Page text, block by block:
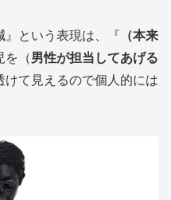
という表現は、『 （本来
を（男性が担当してあげる
て見えるので個人的には